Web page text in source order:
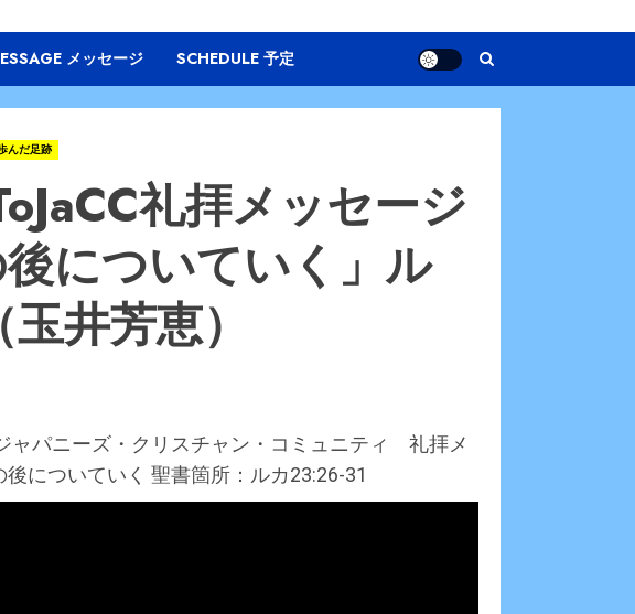
メッセージ SCHEDULE 予定
んだ足跡
礼拝メッセージ
後についていく」ル
井芳恵）
パニーズ・クリスチャン・コミュニティ 礼拝メ
についていく 聖書箇所：ルカ23:26-31